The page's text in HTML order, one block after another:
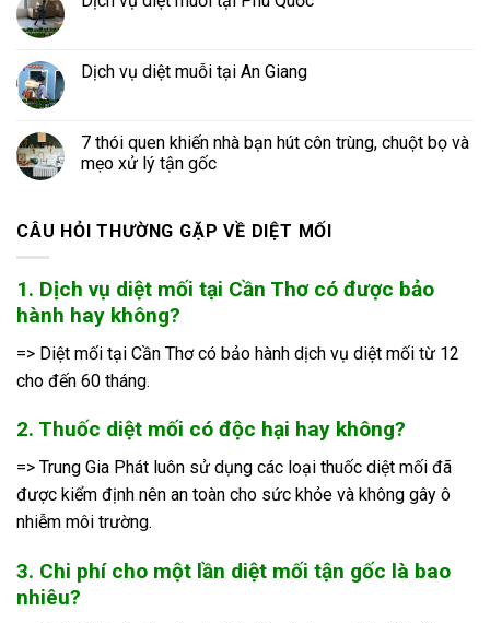
Dịch vụ diệt muỗi tại An Giang
7 thói quen khiến nhà bạn hút côn trùng, chuột bọ và
mẹo xử lý tận gốc
CÂU HỎI THƯỜNG GẶP VỀ DIỆT MỐI
1. Dịch vụ diệt mối tại Cần Thơ có được bảo
hành hay không?
=> Diệt mối tại Cần Thơ có bảo hành dịch vụ diệt mối từ 12
cho đến 60 tháng.
2. Thuốc diệt mối có độc hại hay không?
=> Trung Gia Phát luôn sử dụng các loại thuốc diệt mối đã
được kiểm định nên an toàn cho sức khỏe và không gây ô
nhiễm môi trường.
3. Chi phí cho một lần diệt mối tận gốc là bao
nhiêu?